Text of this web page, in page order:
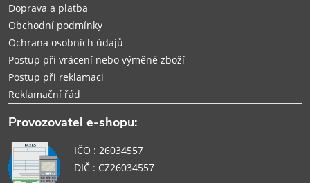
Doprava a platba
Obchodní podmínky
Ochrana osobních údajů
Postup při vrácení nebo výměně zboží
Postup při reklamaci
Reklamační řád
Provozovatel e-shopu:
IČO : 26034557
DIČ : CZ26034557